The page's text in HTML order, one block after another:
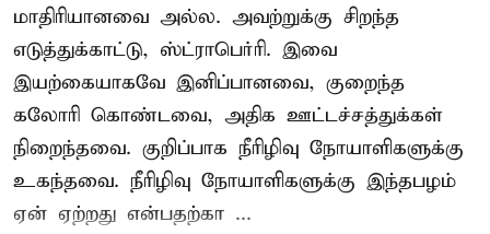
மாதிரியானவை அல்ல. அவற்றுக்கு சிறந்த
எடுத்துக்காட்டு, ஸ்ட்ராபெர்ரி. இவை
இயற்கையாகவே இனிப்பானவை, குறைந்த
கலோரி கொண்டவை, அதிக ஊட்டச்சத்துக்கள்
நிறைந்தவை. குறிப்பாக நீரிழிவு நோயாளிகளுக்கு
உகந்தவை. நீரிழிவு நோயாளிகளுக்கு இந்தபழம்
ஏன் ஏற்றது என்பதற்கா ...